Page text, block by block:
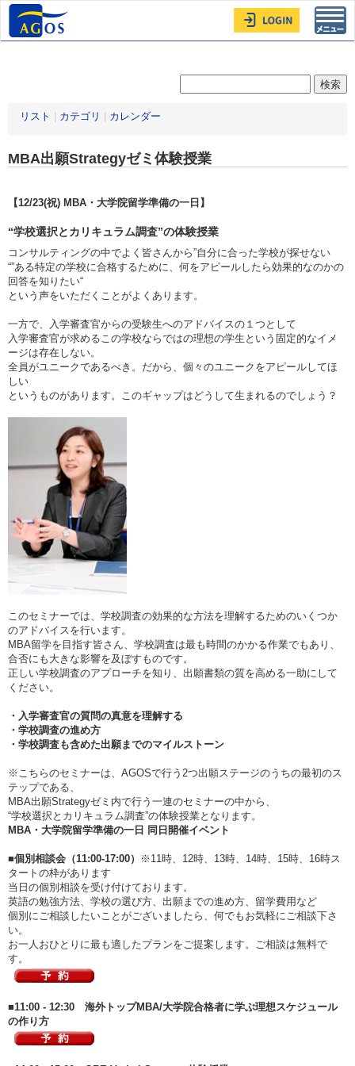
リスト カテゴリ カレンダー
MBA出願Strategyゼミ体験授業
【12/23(祝) MBA・大学院留学準備の一日】
“学校選択とカリキュラム調査”の体験授業
コンサルティングの中でよく皆さんから”自分に合った学校が探せない
“”ある特定の学校に合格するために、何をアピールしたら効果的なのかの
回答を知りたい“
という声をいただくことがよくあります。
一方で、入学審査官からの受験生へのアドバイスの１つとして
入学審査官が求めるこの学校ならではの理想の学生という固定的なイメ
ージは存在しない。
全員がユニークであるべき。だから、個々のユニークをアピールしてほ
しい
というものがあります。このギャップはどうして生まれるのでしょう？
このセミナーでは、学校調査の効果的な方法を理解するためのいくつか
のアドバイスを行います。
MBA留学を目指す皆さん、学校調査は最も時間のかかる作業でもあり、
合否にも大きな影響を及ぼすものです。
正しい学校調査のアプローチを知り、出願書類の質を高める一助にして
ください。
・入学審査官の質問の真意を理解する
・学校調査の進め方
・学校調査も含めた出願までのマイルストーン
※こちらのセミナーは、AGOSで行う2つ出願ステージのうちの最初のス
テップである、
MBA出願Strategyゼミ内で行う一連のセミナーの中から、
“学校選択とカリキュラム調査”の体験授業となります。
MBA・大学院留学準備の一日 同日開催イベント
■個別相談会（11:00-17:00）
※11時、12時、13時、14時、15時、16時ス
タートの枠があります
当日の個別相談を受け付けております。
英語の勉強方法、学校の選び方、出願までの進め方、留学費用など
個別にご相談したいことがございましたら、何でもお気軽にご相談下さ
い。
お一人おひとりに最も適したプランをご提案します。ご相談は無料で
す。
■11:00 - 12:30 海外トップMBA/大学院合格者に学ぶ理想スケジュール
の作り方